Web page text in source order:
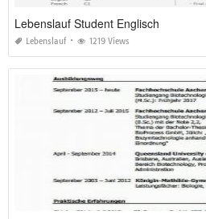
Lebenslauf Student Englisch
Lebenslauf 1219 Views